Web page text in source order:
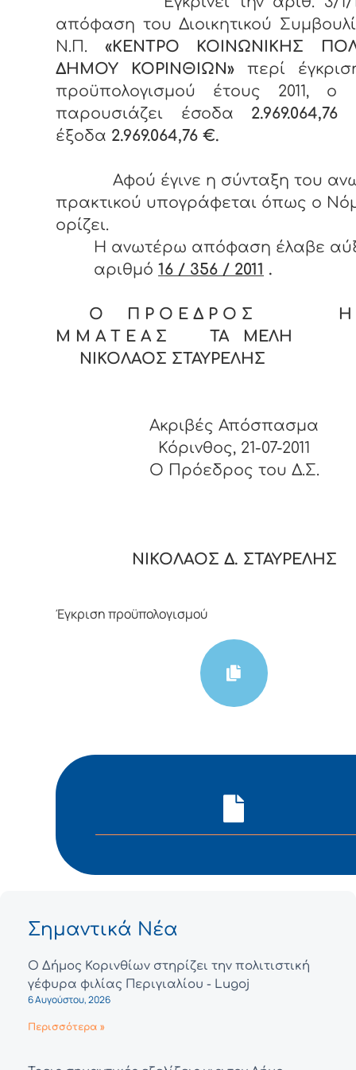
απόφαση του Διοικητικού
Ν.Π. «ΚΕΝΤΡΟ ΚΟΙΝΩΝΙΚΗΣ
ΔΗΜΟΥ ΚΟΡΙΝΘΙΩΝ» περί
προϋπολογισμού έτους 2011, ο
παρουσιάζει έσοδα
έξοδα 2.969.064,76 €.
Αφού έγινε η σύνταξη του
πρακτικού υπογράφεται όπως ο
ορίζει.
Η ανωτέρω απόφαση έλαβε
αριθμό 16 / 356 / 2011 .
Ο Π Ρ Ο Ε Δ Ρ Ο Σ Η Γ
Μ Μ Α Τ Ε Α Σ ΤΑ ΜΕΛΗ
ΝΙΚΟΛΑΟΣ ΣΤΑΥΡΕΛΗΣ
Ακριβές Απόσπασμα
Κόρινθος, 21-07-2011
O Πρόεδρος του Δ.Σ.
ΝΙΚΟΛΑΟΣ Δ. ΣΤΑΥΡΕΛΗΣ
Έγκριση προϋπολογισμού
Σημαντικά Νέα
Ο Δήμος Κορινθίων στηρίζει την πολιτιστική
γέφυρα φιλίας Περιγιαλίου - Lugoj
6 Αυγούστου, 2026
Περισσότερα »